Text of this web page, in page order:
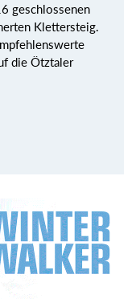
geschlossenen
Klettersteig.
die Ötztaler